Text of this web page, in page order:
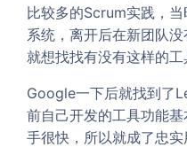
比较多的Scrum实践，
系统，离开后在新团队
就想找找有没有这样的工
Google一下后就找到了
前自己开发的工具功能
手很快，所以就成了忠实